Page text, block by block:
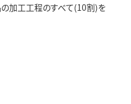
の加工工程のすべて(10割)を